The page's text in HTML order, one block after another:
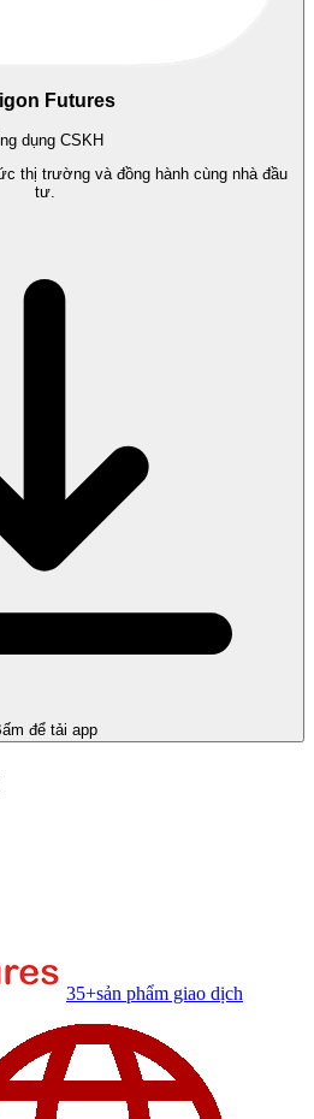
Futures
dụng CSKH
thị trường và đồng hành cùng nhà đầu
tư.
để tải app
35+sản phẩm giao dịch